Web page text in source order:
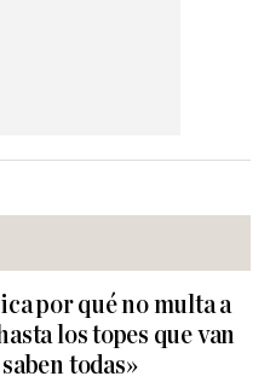
por qué no multa a
los topes que van
todas»